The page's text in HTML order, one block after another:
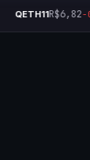
QETH11R$6,82-